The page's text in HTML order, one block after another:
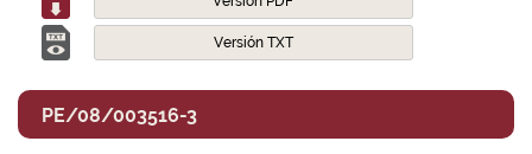
Versión TXT
PE/08/003516-3